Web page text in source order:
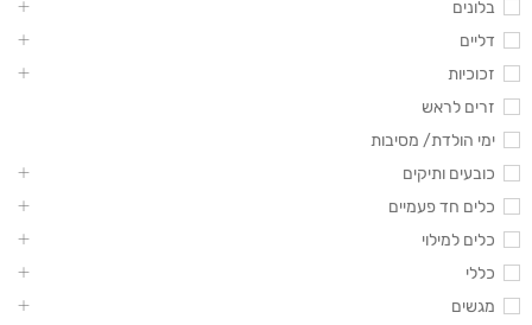
בלונים
דליים
זכוכיות
זרים לראש
ימי הולדת/ מסיבות
כובעים ותיקים
כלים חד פעמיים
כלים למילוי
כללי
מגשים